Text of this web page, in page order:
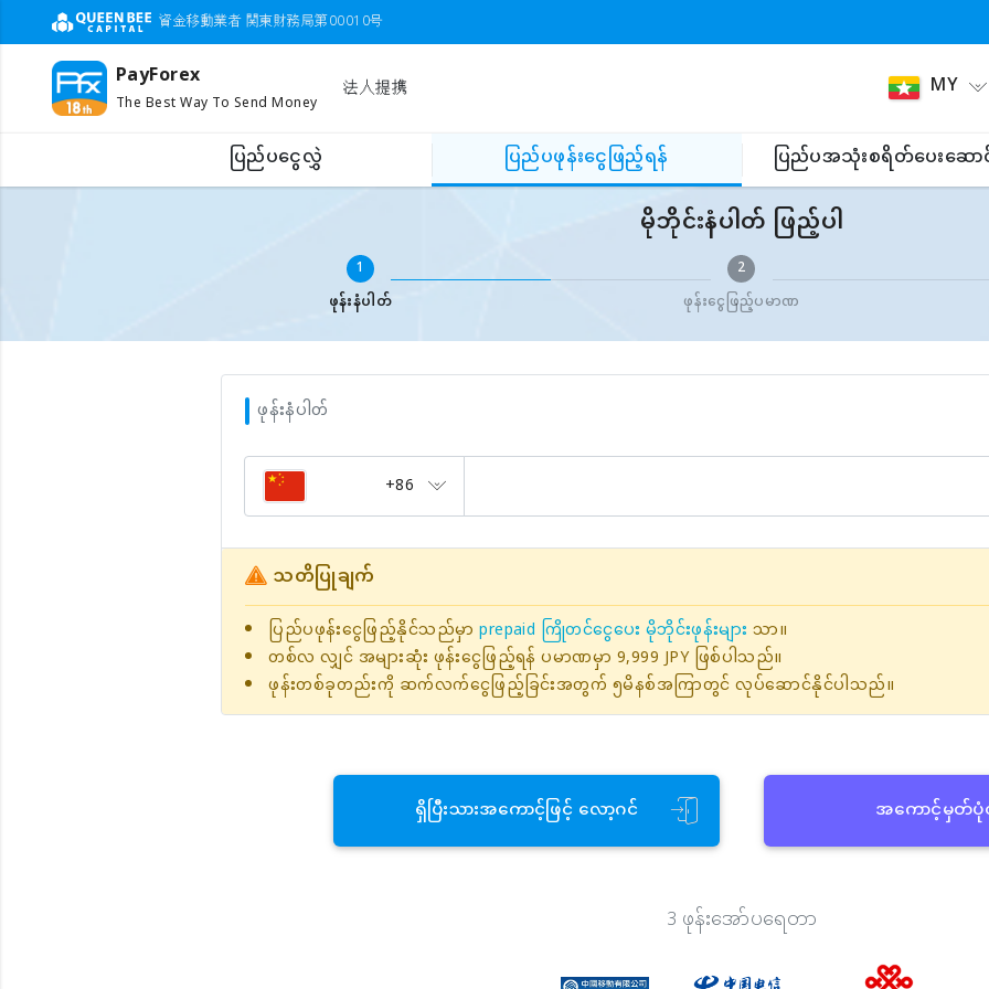
資金移動業者 関東財務局第00010号
PayForex
The Best Way To Send Money 法人提携 MY
ပြည်ပငွေလွှဲ
ပြည်ပဖုန်းငွေဖြည့်ရန် ပြည်ပအသုံးစရိတ်ပေးဆော
မိုဘိုင်းနံပါတ် ဖြည့်ပါ
မိုဘိုင်းနံပါတ် ဖြည့်ပါ
1
ဖုန်းနံပါတ်
2
ဖုန်းငွေဖြည့်ပမာဏ
ဖုန်းနံပါတ်
+86
သတိပြုချက်
ပြည်ပဖုန်းငွေဖြည့်နိုင်သည်မှာprepaid ကြိုတင်ငွေပေး မိုဘိုင်းဖုန်းများသာ။
တစ်လ လျှင် အများဆုံး ဖုန်းငွေဖြည့်ရန် ပမာဏမှာ 9,999 JPY ဖြစ်ပါသည်။
ဖုန်းတစ်ခုတည်းကို ဆက်လက်ငွေဖြည့်ခြင်းအတွက် ၅မိနစ်အကြာတွင် လုပ်ဆောင်နိုင်ပါသည်။
ရှိပြီးသားအကောင့်ဖြင့် လော့ဂင် အကောင့်မှတ်
3 ဖုန်းအော်ပရေတာ